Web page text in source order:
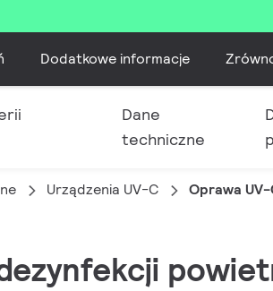
Dodatkowe informacje
Dane
techniczne
Urządzenia UV-C Oprawa